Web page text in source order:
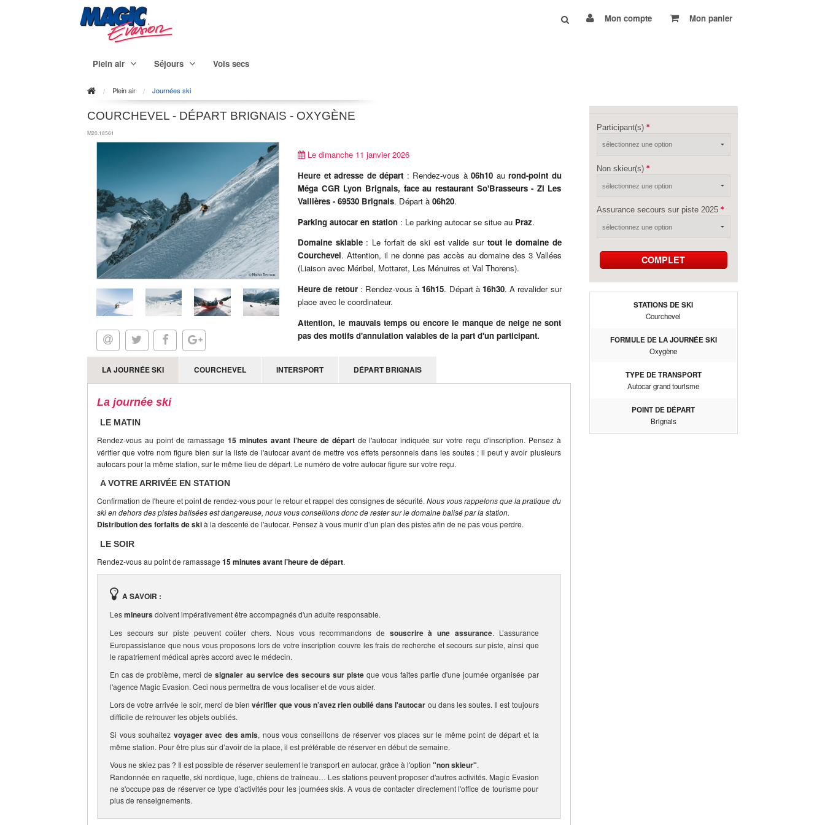
Mon compte Mon panier
Plein air Séjours Vols secs
Plein air Journées ski
COURCHEVEL - DÉPART BRIGNAIS - OXYGÈNE
M20.18561
Le dimanche 11 janvier 2026
Heure et adresse de départ : Rendez-vous à06h10 aurond-point du
Méga CGR Lyon Brignais, face au restaurant So'Brasseurs - ZI Les
Vallières - 69530 Brignais. Départ à06h20.
Parking autocar en station : Le parking autocar se situe au Praz.
Domaine skiable : Le forfait de ski est valide sur tout le domaine de
Courchevel. Attention, il ne donne pas accès au domaine des 3 Vallées
(Liaison avec Méribel, Mottaret, Les Ménuires et Val Thorens).
Heure de retour : Rendez-vous à16h15. Départ à 16h30. A revalider sur
place avec le coordinateur.
Attention, le mauvais temps ou encore le manque de neige ne sont
pas des motifs d'annulation valables de la part d'un participant.
LA JOURNÉE SKI COURCHEVEL INTERSPORT DÉPART BRIGNAIS
La journée ski
LE MATIN
Rendez-vous au point de ramassage15 minutes avant l’heure de départde l'autocar indiquée sur votre reçu d'inscription. Pensez à
vérifier que votre nom figure bien sur la liste de l'autocar avant de mettre vos effets personnels dans les soutes ; il peut y avoir plusieurs
autocars pour la même station, sur le même lieu de départ. Le numéro de votre autocar figure sur votre reçu.
A VOTRE ARRIVÉE EN STATION
Confirmation de l'heure et point de rendez-vous pour le retour et rappel des consignes de sécurité.Nous vous rappelons que la pratique du
ski en dehors des pistes balisées est dangereuse, nous vous conseillons donc de rester sur le domaine balisé par la station.
Distribution des forfaits de skià la descente de l'autocar. Pensez à vous munir d’un plan des pistes afin de ne pas vous perdre.
LE SOIR
Rendez-vous au point de ramassage 15 minutes avant l’heure de départ.
A SAVOIR :
Lesmineursdoivent impérativement être accompagnés d'un adulte responsable.
Les secours sur piste peuvent coûter chers. Nous vous recommandons de souscrire à une assurance. L’assurance
Europassistance que nous vous proposons lors de votre inscription couvre les frais de recherche et secours sur piste, ainsi que
le rapatriement médical après accord avec le médecin.
En cas de problème, merci designaler au service des secours sur pisteque vous faites partie d'une journée organisée par
l'agence Magic Evasion. Ceci nous permettra de vous localiser et de vous aider.
Lors de votre arrivée le soir, merci de bienvérifier que vous n’avez rien oublié dans l'autocar ou dans les soutes. Il est toujours
difficile de retrouver les objets oubliés.
Si vous souhaitez voyager avec des amis, nous vous conseillons de réserver vos places sur le même point de départ et la
même station. Pour être plus sûr d’avoir de la place, il est préférable de réserver en début de semaine.
Vous ne skiez pas ? Il est possible de réserver seulement le transport en autocar, grâce à l'option "non skieur".
Randonnée en raquette, ski nordique, luge, chiens de traineau… Les stations peuvent proposer d'autres activités. Magic Evasion
ne s'occupe pas de réserver ce type d'activités pour les journées skis. A vous de contacter directement l'office de tourisme pour
plus de renseignements.
Participant(s)
Non skieur(s)
Assurance secours sur piste 2025
COMPLET
STATIONS DE SKI
Courchevel
FORMULE DE LA JOURNÉE SKI
Oxygène
TYPE DE TRANSPORT
Autocar grand tourisme
POINT DE DÉPART
Brignais